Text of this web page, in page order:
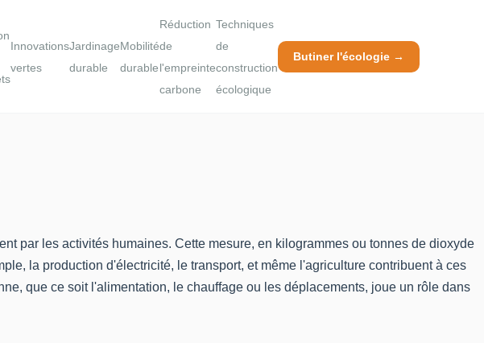
Innovations
vertes
Jardinage
durable
Mobilité
durable
Réduction
de
l'empreinte
carbone
Techniques
de
construction
écologique
Butiner l'écologie →
par les activités humaines. Cette mesure, en kilogrammes ou tonnes de dioxyde
la production d'électricité, le transport, et même l'agriculture contribuent à ces
que ce soit l'alimentation, le chauffage ou les déplacements, joue un rôle dans